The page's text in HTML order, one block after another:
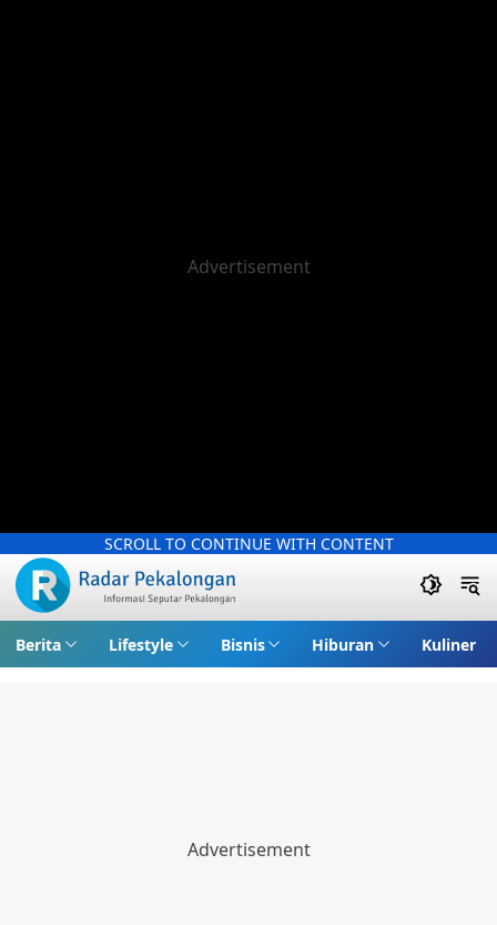
SCROLL TO CONTINUE WITH CONTENT
Berita Lifestyle Bisnis Hiburan Kuliner